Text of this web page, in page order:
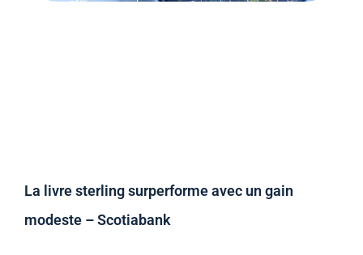
La livre sterling surperforme avec un gain
modeste – Scotiabank